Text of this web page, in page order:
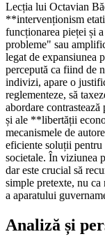
Lecția lui Octavian
**intervenționism
funcționarea pieței și
probleme" sau
legat de expansiunea
percepută ca fiind de
indivizi, apare o
reglementeze, să
abordare
și ale **libertății
mecanismele de
eficiente soluții pentru
societale. În viziunea
dar este crucial să
simple pretexte, nu
a aparatului
Analiză și